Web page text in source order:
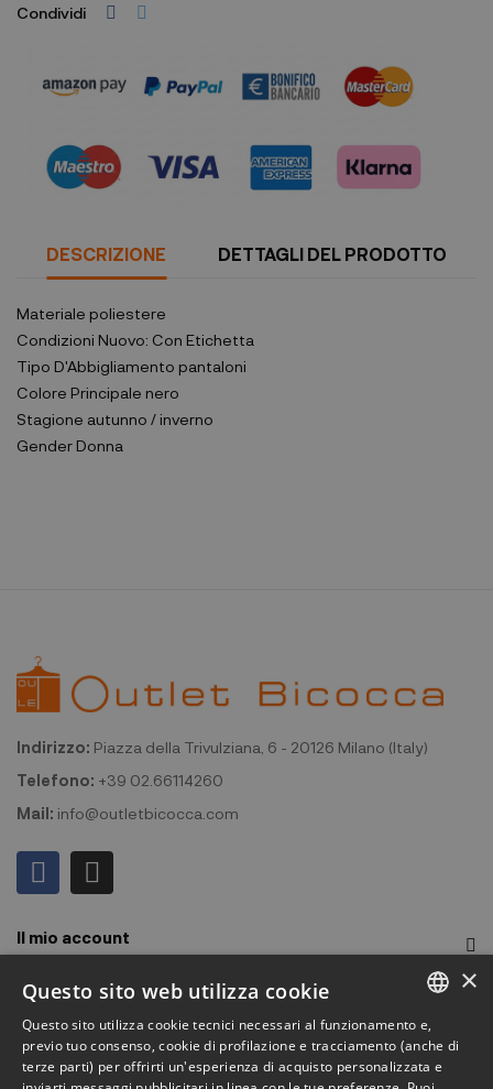
Condividi
DESCRIZIONE DETTAGLI DEL PRODOTTO
Materiale poliestere
Condizioni Nuovo: Con Etichetta
Tipo D'Abbigliamento pantaloni
Colore Principale nero
Stagione autunno / inverno
Gender Donna
Indirizzo: Piazza della Trivulziana, 6 - 20126 Milano (Italy)
Telefono: +39 02.66114260
Mail: info@outletbicocca.com
Il mio account
Outlet Bicocca
Iscriviti alla Newsletter
Iscriviti per ricevere accesso anticipato a saldi, ultimi arrivi,
ITALIAN
ENGLISH
×
Questo sito web utilizza cookie
Questo sito utilizza cookie tecnici necessari al funzionamento e,
previo tuo consenso, cookie di profilazione e tracciamento (anche di
terze parti) per offrirti un'esperienza di acquisto personalizzata e